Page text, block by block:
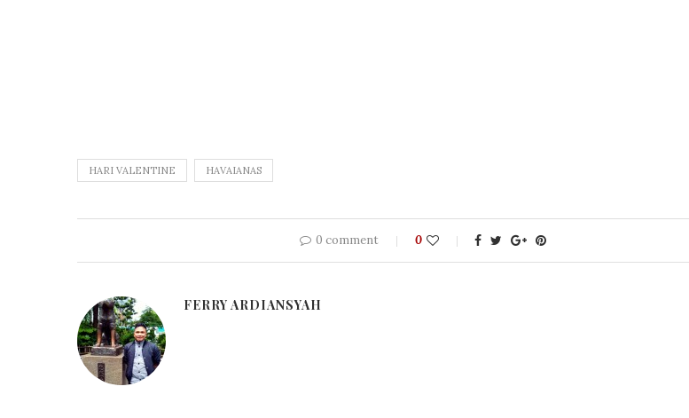
HARI VALENTINE HAVAIANAS
0 comment 0
FERRY ARDIANSYAH